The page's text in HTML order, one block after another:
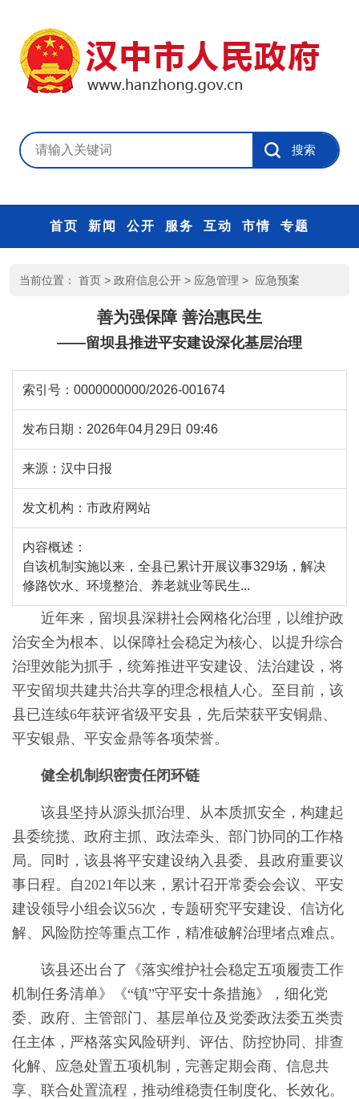
首页 新闻 公开 服务 互动 市情 专题
当前位置： 首页 > 政府信息公开 > 应急管理 > 应急预案
善为强保障 善治惠民生
——留坝县推进平安建设深化基层治理
索引号： 0000000000/2026-001674
发布日期： 2026年04月29日 09:46
来源： 汉中日报
发文机构： 市政府网站
内容概述：
自该机制实施以来，全县已累计开展议事329场，解决
修路饮水、环境整治、养老就业等民生...
近年来，留坝县深耕社会网格化治理，以维护政
治安全为根本、以保障社会稳定为核心、以提升综合
治理效能为抓手，统筹推进平安建设、法治建设，将
平安留坝共建共治共享的理念根植人心。至目前，该
县已连续6年获评省级平安县，先后荣获平安铜鼎、
平安银鼎、平安金鼎等各项荣誉。
健全机制织密责任闭环链
该县坚持从源头抓治理、从本质抓安全，构建起
县委统揽、政府主抓、政法牵头、部门协同的工作格
局。同时，该县将平安建设纳入县委、县政府重要议
事日程。自2021年以来，累计召开常委会会议、平安
建设领导小组会议56次，专题研究平安建设、信访化
解、风险防控等重点工作，精准破解治理堵点难点。
该县还出台了《落实维护社会稳定五项履责工作
机制任务清单》《“镇”守平安十条措施》，细化党
委、政府、主管部门、基层单位及党委政法委五类责
任主体，严格落实风险研判、评估、防控协同、排查
化解、应急处置五项机制，完善定期会商、信息共
享、联合处置流程，推动维稳责任制度化、长效化。